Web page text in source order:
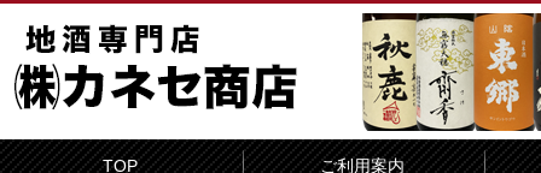
TOP ご利用案内